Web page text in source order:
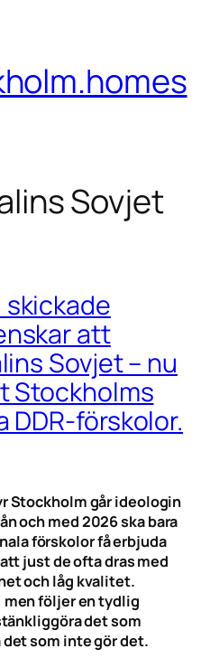
Sovjet
att
Sovjet – nu
Stockholms
DDR-förskolor.
Stockholm går ideologin
och med 2026 ska bara
förskolor få erbjuda
just de ofta dras med
och låg kvalitet.
men följer en tydlig
det som
som inte gör det.